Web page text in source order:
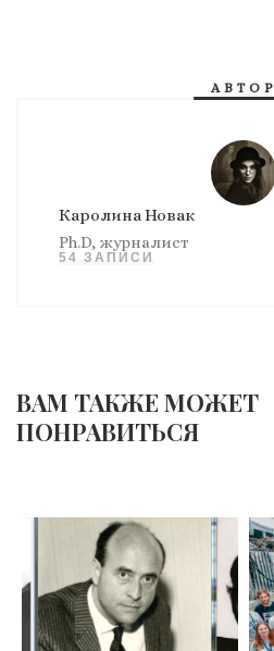
АВТОР
Каролина Новак
Ph.D, журналист
54 ЗАПИСИ
ВАМ ТАКЖЕ МОЖЕТ
ПОНРАВИТЬСЯ